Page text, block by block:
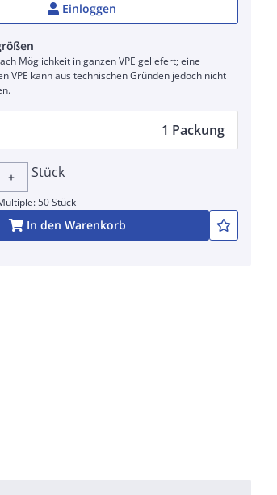
Einloggen
Möglichkeit in ganzen VPE geliefert; eine
VPE kann aus technischen Gründen jedoch nicht
1 Packung
+ Stück
50 Stück
In den Warenkorb